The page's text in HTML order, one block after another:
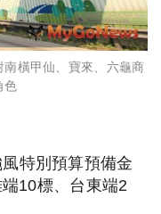
橫甲仙、寶來、六龜商
色
特別預算預備金
10標、台東端2